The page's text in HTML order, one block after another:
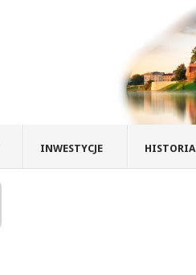
INWESTYCJE HISTORIA